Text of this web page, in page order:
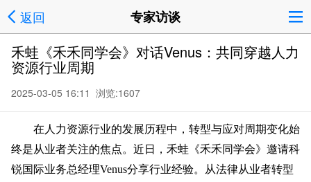
返回 专家访谈
禾蛙《禾禾同学会》对话Venus：共同穿越人力
资源行业周期
2025-03-05 16:11 浏览:1607
在人力资源行业的发展历程中，转型与应对周期变化始
终是从业者关注的焦点。近日，禾蛙《禾禾同学会》邀请科
锐国际业务总经理Venus分享行业经验。从法律从业者转型